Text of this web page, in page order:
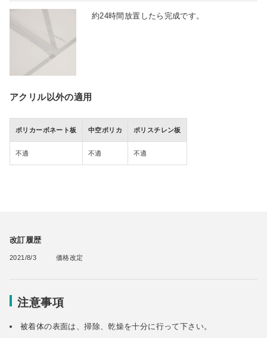
約24時間放置したら完成です。
アクリル以外の適用
ポリカーボネート板 中空ポリカ ポリスチレン板
不適 不適 不適
改訂履歴
2021/8/3 価格改定
注意事項
被着体の表面は、掃除、乾燥を十分に行って下さい。